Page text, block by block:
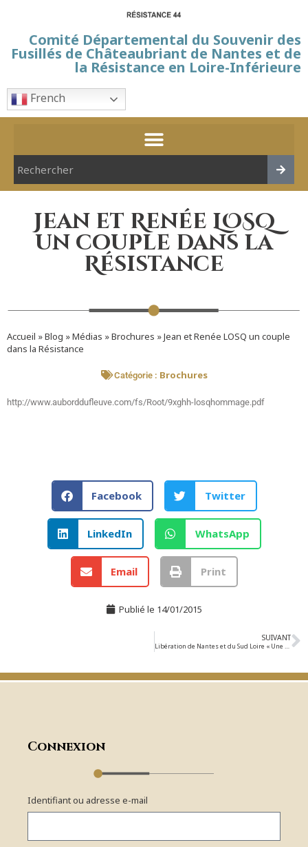
Comité Départemental du Souvenir des
Fusillés de Châteaubriant de Nantes et de
la Résistance en Loire-Inférieure
French
Jean et Renée LOSQ
un couple dans la
Résistance
Accueil »Blog »Médias »Brochures »Jean et Renée LOSQ un couple
dans la Résistance
Catégorie : Brochures
http://www.auborddufleuve.com/fs/Root/9xghh-losqhommage.pdf
Facebook Twitter
LinkedIn WhatsApp
Email Print
Publié le 14/01/2015
SUIVANT
Libération de Nantes et du Sud Loire « Une mémoire volée? »
Connexion
Identifiant ou adresse e-mail